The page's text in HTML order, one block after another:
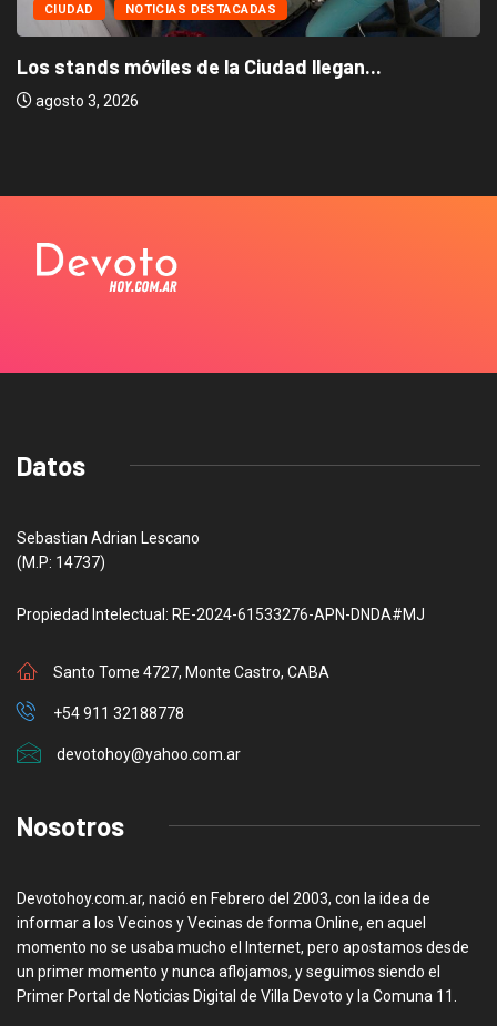
CIUDAD NOTICIAS DESTACADAS
Los stands móviles de la Ciudad llegan...
agosto 3, 2026
Datos
Sebastian Adrian Lescano
(M.P: 14737)
Propiedad Intelectual: RE-2024-61533276-APN-DNDA#MJ
Santo Tome 4727, Monte Castro, CABA
+54 911 32188778
devotohoy@yahoo.com.ar
Nosotros
Devotohoy.com.ar, nació en Febrero del 2003, con la idea de
informar a los Vecinos y Vecinas de forma Online, en aquel
momento no se usaba mucho el Internet, pero apostamos desde
un primer momento y nunca aflojamos, y seguimos siendo el
Primer Portal de Noticias Digital de Villa Devoto y la Comuna 11.